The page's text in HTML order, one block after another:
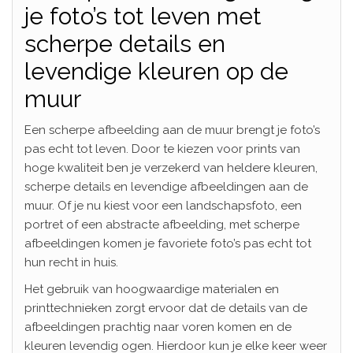
je foto’s tot leven met
scherpe details en
levendige kleuren op de
muur
Een scherpe afbeelding aan de muur brengt je foto’s
pas echt tot leven. Door te kiezen voor prints van
hoge kwaliteit ben je verzekerd van heldere kleuren,
scherpe details en levendige afbeeldingen aan de
muur. Of je nu kiest voor een landschapsfoto, een
portret of een abstracte afbeelding, met scherpe
afbeeldingen komen je favoriete foto’s pas echt tot
hun recht in huis.
Het gebruik van hoogwaardige materialen en
printtechnieken zorgt ervoor dat de details van de
afbeeldingen prachtig naar voren komen en de
kleuren levendig ogen. Hierdoor kun je elke keer weer